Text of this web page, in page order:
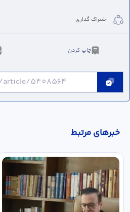
اشتراک گذاری
چاپ کردن
خبر‌های مرتبط